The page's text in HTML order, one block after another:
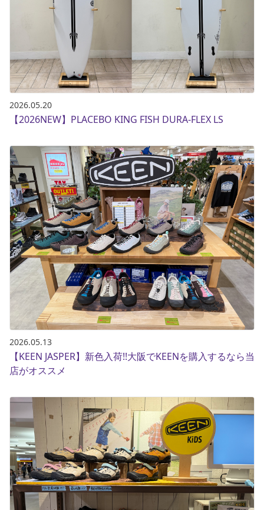
2026.05.20
【2026NEW】PLACEBO KING FISH DURA-FLEX LS
2026.05.13
【KEEN JASPER】新色入荷!!大阪でKEENを購入するなら当
店がオススメ